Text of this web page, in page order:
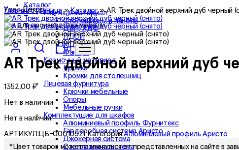
Каталог
Плитный материал
Столешницы и панели
ДВП, ХДФ
ЛДСП
МДФ
Фанера
Кромочный материал
Кромка
Кромки для столешниц
Лицевая фурнитура
Крючки мебельные
Опоры
Мебельные ручки
Комплектущие для шкафов
Алюминиевый профиль Фурнитекс
Гардеробная система Аристо
Джокерная система
Стеллажная система
Урал Декор
все для производства мебели
0
Главная страница»Каталог»AR Трек двойной верхний дуб черный
AR Трек двойной верхний дуб
1352,00 ₽
Нет в наличии
Нет в наличии
АРТИКУЛ:ЦБ-00010521 Категория:Алюминиевый профиль Аристо
*Цвет товаров может отличаться от представленных на сайте в